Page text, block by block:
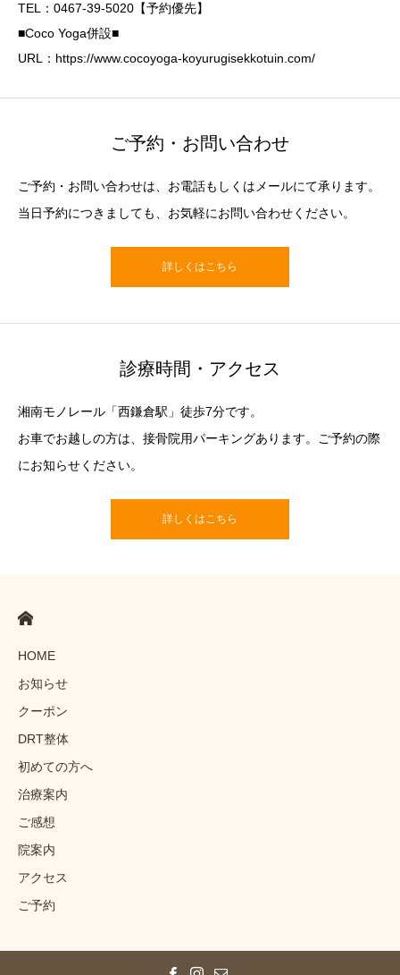
TEL：0467-39-5020【予約優先】
■Coco Yoga併設■
URL：https://www.cocoyoga-koyurugisekkotuin.com/
ご予約・お問い合わせ
ご予約・お問い合わせは、お電話もしくはメールにて承ります。
当日予約につきましても、お気軽にお問い合わせください。
詳しくはこちら
診療時間・アクセス
湘南モノレール「西鎌倉駅」徒歩7分です。
お車でお越しの方は、接骨院用パーキングあります。ご予約の際
にお知らせください。
詳しくはこちら
HOME
お知らせ
クーポン
DRT整体
初めての方へ
治療案内
ご感想
院案内
アクセス
ご予約